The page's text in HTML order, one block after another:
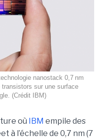
nanostack 0,7 nm
sur une surface
(Crédit IBM)
où IBM empile des
à l’échelle de 0,7 nm (7